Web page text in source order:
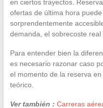
en ciertos trayectos.
ofertas de última hora
sorprendentemente
demanda, el sobrecoste
Para entender bien la
es necesario razonar caso
el momento de la reserva
teórico.
Ver también : Carreras